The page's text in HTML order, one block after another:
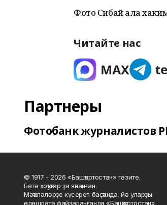
Фото Сибай ҡала
Читайте нас
Партнеры
Фотобанк журналистов
© 1917 - 2026 «Башҡортостан» гәзите.
Бөтә хоҡуҡтар ҙа яҡланған.
Мәҡәләләрҙе күсереп баҫҡанда, йә уларҙы
өлөшләтә файҙаланғанда «Башҡортостан»